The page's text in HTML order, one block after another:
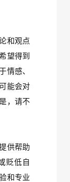
和观点
望得到
情感、
能会对
，请不
供帮助
贬低自
和专业